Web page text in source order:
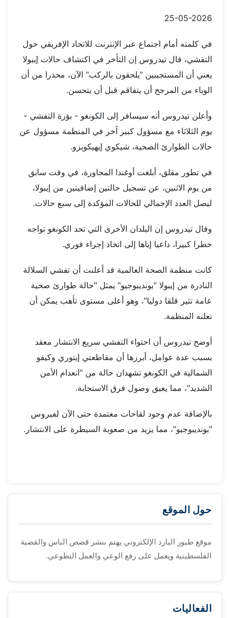
25-05-2026
في كلمته أمام اجتماع عبر الإنترنت للاتحاد الإفريقي حول
التفشي، قال تيدروس إن التأخر في اكتشاف حالات إيبولا
يعني أن المستجيبين "يلحقون بالركب" الآن، محذرا من أن
الوباء من المرجح أن يتفاقم قبل أن يتحسن.
وأعلن تيدروس أنه سيسافر إلى الكونغو - بؤرة التفشي -
يوم الثلاثاء مع مسؤول كبير آخر في المنظمة مسؤول عن
حالات الطوارئ الصحية، شيكوي إيهيكويزو.
في تطور مقلق، أبلغت أوغندا المجاورة، في وقت سابق
من يوم الاثنين، عن تسجيل حالتين إضافيتين من إيبولا،
ليصل العدد الإجمالي للحالات المؤكدة إلى سبع حالات.
وقال تيدروس إن البلدان الأخرى التي تحد الكونغو تواجه
خطرا كبيرا، داعيا إياها إلى اتخاذ إجراء فوري.
كانت منظمة الصحة العالمية قد أعلنت أن تفشي السلالة
النادرة من إيبولا "بونديبوجيو" يمثل "حالة طوارئ صحية
عامة تثير قلقا دوليا"، وهو أعلى مستوى تأهب يمكن أن
تعلنه المنظمة.
أوضح تيدروس أن احتواء التفشي سريع الانتشار معقد
بسبب عدة عوامل، أبرزها أن مقاطعتي إيتوري وكيفو
الشمالية في الكونغو تشهدان حالة من "انعدام الأمن
الشديد"، مما يعيق وصول فرق الاستجابة.
بالإضافة عدم وجود لقاحات معتمدة حتى الآن لفيروس
"بونديبوجيو"، مما يزيد من صعوبة السيطرة على الانتشار.
حول الموقع
موقع طيور البارد الإلكتروني يهتم بنشر قصص الناس والقضية
الفلسطينية ويعمل على رفع الوعي والعمل التطوعي.
الفعاليات